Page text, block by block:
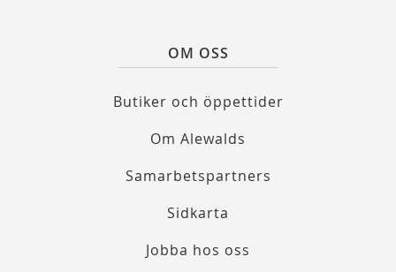
OM OSS
Butiker och öppettider
Om Alewalds
Samarbetspartners
Sidkarta
Jobba hos oss